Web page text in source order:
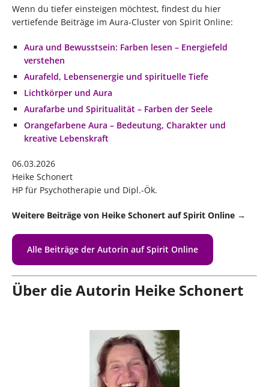
Wenn du tiefer einsteigen möchtest, findest du hier
vertiefende Beiträge im Aura-Cluster von Spirit Online:
Aura und Bewusstsein: Farben lesen – Energiefeld
verstehen
Aurafeld, Lebensenergie und spirituelle Tiefe
Lichtkörper und Aura
Aurafarbe und Spiritualität – Farben der Seele
Orangefarbene Aura – Bedeutung, Charakter und
kreative Lebenskraft
06.03.2026
Heike Schonert
HP für Psychotherapie und Dipl.-Ök.
Weitere Beiträge von Heike Schonert auf Spirit Online →
Alle Beiträge der Autorin auf Spirit Online
Über die Autorin Heike Schonert